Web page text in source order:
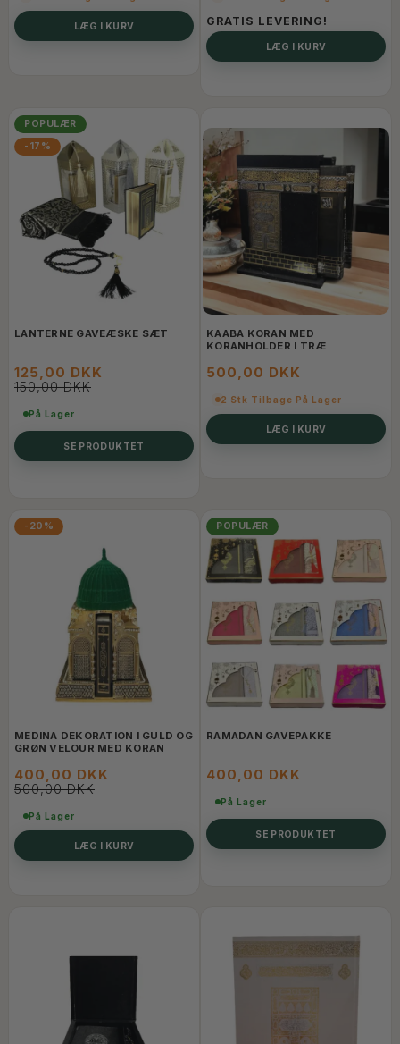
LÆG I KURV GRATIS LEVERING!
LÆG I KURV
POPULÆR
-17%
LANTERNE GAVEÆSKE SÆT
125,00 DKK
150,00 DKK
På Lager
SE PRODUKTET
KAABA KORAN MED
KORANHOLDER I TRÆ
500,00 DKK
2 Stk Tilbage På Lager
LÆG I KURV
-20%
MEDINA DEKORATION I GULD OG
GRØN VELOUR MED KORAN
400,00 DKK
500,00 DKK
På Lager
LÆG I KURV
POPULÆR
RAMADAN GAVEPAKKE
400,00 DKK
På Lager
SE PRODUKTET